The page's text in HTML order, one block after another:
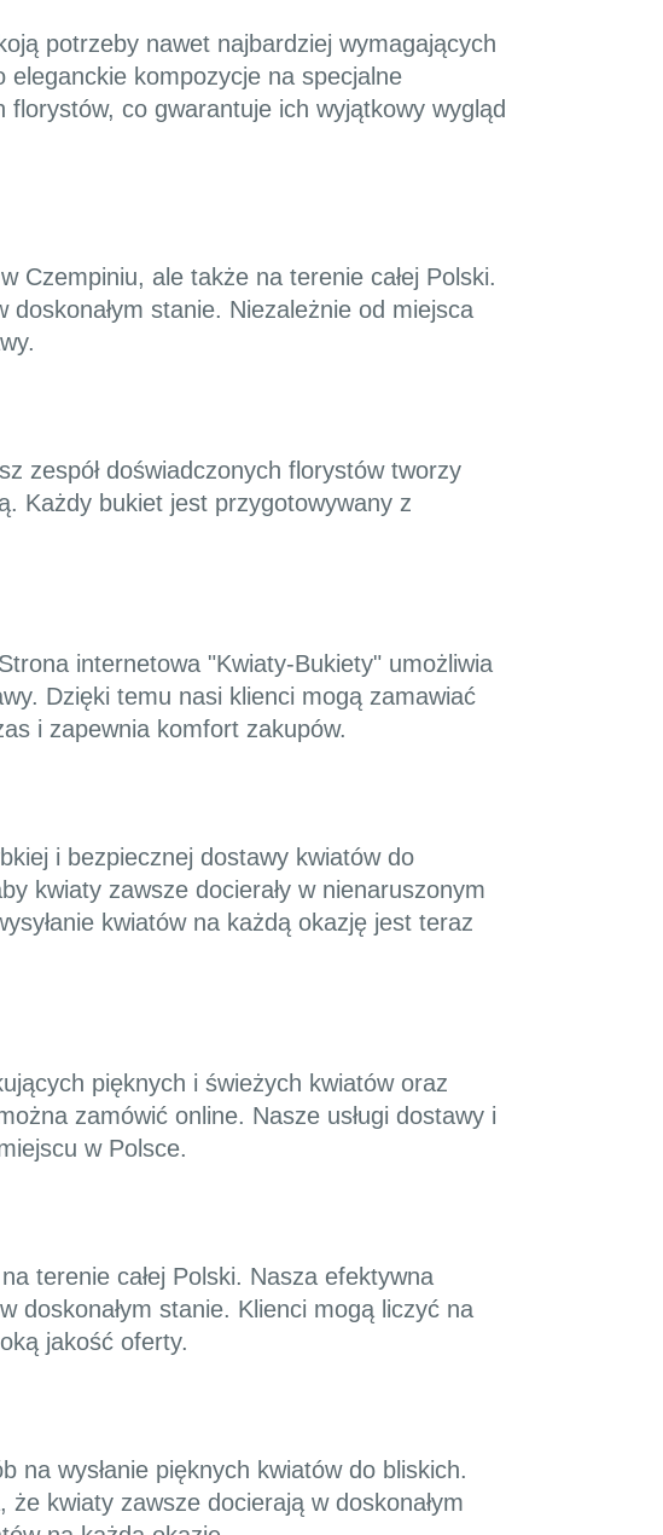
potrzeby nawet najbardziej wymagających
kompozycje na specjalne
co gwarantuje ich wyjątkowy wygląd
Czempiniu, ale także na terenie całej Polski.
stanie. Niezależnie od miejsca
zespół doświadczonych florystów tworzy
Każdy bukiet jest przygotowywany z
internetowa "Kwiaty-Bukiety" umożliwia
Dzięki temu nasi klienci mogą zamawiać
i zapewnia komfort zakupów.
i bezpiecznej dostawy kwiatów do
kwiaty zawsze docierały w nienaruszonym
kwiatów na każdą okazję jest teraz
pięknych i świeżych kwiatów oraz
zamówić online. Nasze usługi dostawy i
w Polsce.
terenie całej Polski. Nasza efektywna
doskonałym stanie. Klienci mogą liczyć na
jakość oferty.
na wysłanie pięknych kwiatów do bliskich.
kwiaty zawsze docierają w doskonałym